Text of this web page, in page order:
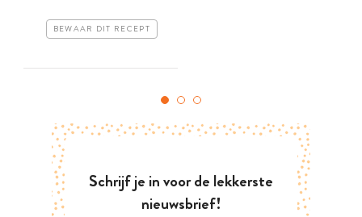
BEWAAR DIT RECEPT
Schrijf je in voor de lekkerste
nieuwsbrief!